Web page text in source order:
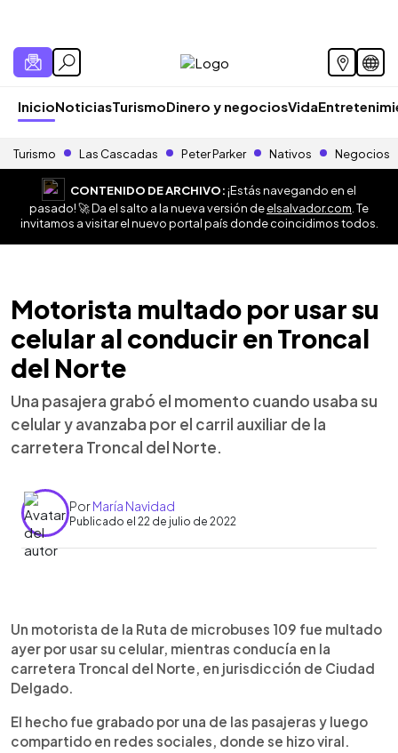
InicioNoticiasTurismoDinero y negociosVida
Turismo Las Cascadas Peter Parker Nativos Negocios
CONTENIDO DE ARCHIVO:¡Estás navegando en el
pasado! 🚀 Da el salto a la nueva versión deelsalvador.com . Te
invitamos a visitar el nuevo portal país donde coincidimos todos.
Motorista multado por usar su
celular al conducir en Troncal
del Norte
Una pasajera grabó el momento cuando usaba su
celular y avanzaba por el carril auxiliar de la
carretera Troncal del Norte.
PorMaría Navidad
Publicado el 22 de julio de 2022
► Escuchar artículo
Un motorista de la Ruta de microbuses 109 fue multado
ayer por usar su celular, mientras conducía en la
carretera Troncal del Norte, en jurisdicción de Ciudad
Delgado.
El hecho fue grabado por una de las pasajeras y luego
compartido en redes sociales, donde se hizo viral.